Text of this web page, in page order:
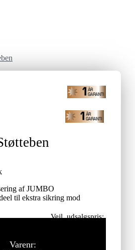
af JUMBO
til ekstra sikring mod
Vejl. udsalgspris:
Varenr: